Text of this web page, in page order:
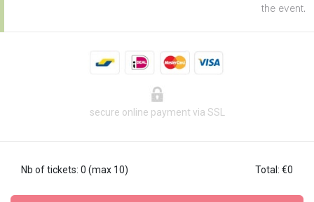
the event.
secure online payment via SSL
Nb of tickets: 0 (max 10) Total : €0